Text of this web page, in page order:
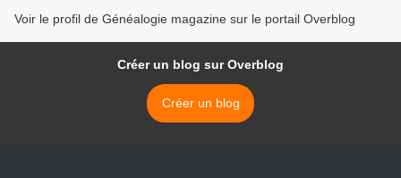
Voir le profil de Généalogie magazine sur le portail Overblog
Créer un blog sur Overblog
Créer un blog